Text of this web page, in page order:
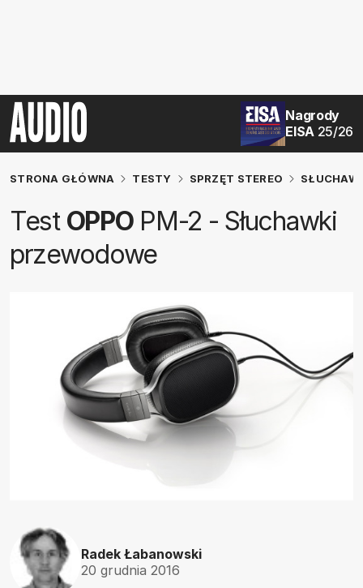
Nagrody
EISA 25/26
STRONA GŁÓWNA TESTY SPRZĘT STEREO
Test OPPOPM-2 - Słuchawki
przewodowe
Radek Łabanowski
20 grudnia 2016